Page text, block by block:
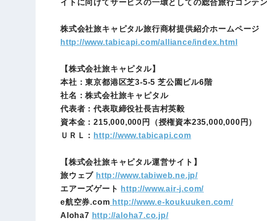
事業
イトに向けてサービスの一環としての総合旅行コンテ
株式会社旅キャピタル旅行商材提供紹介ホームページ
http://www.tabicapi.com/alliance/index.html
【株式会社旅キャピタル】
本社：東京都港区芝3-5-5 芝公園ビル6階
社名：株式会社旅キャピタル
代表者：代表取締役社長吉村英毅
資本金：215,000,000円（授権資本235,000,000円）
ＵＲＬ： http://www.tabicapi.com
【株式会社旅キャピタル運営サイト】
旅ウェブ http://www.tabiweb.ne.jp/
エアーズゲート
http://www.air-j.com/
e航空券.com http://www.e-koukuuken.com/
Aloha7 http://aloha7.co.jp/